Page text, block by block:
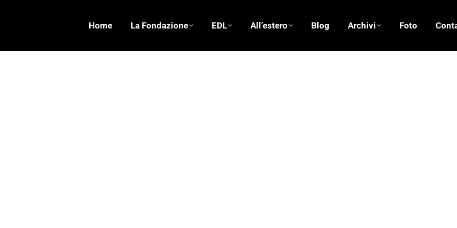
Home La Fondazione EDL All’estero Blog Archivi Foto